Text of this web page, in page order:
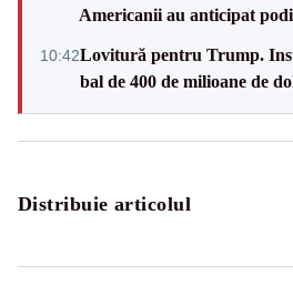
Americanii au anticipat
10:42Lovitură pentru Trump.
bal de 400 de milioane de
Distribuie articolul